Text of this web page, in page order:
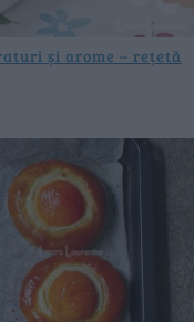
și arome – rețetă